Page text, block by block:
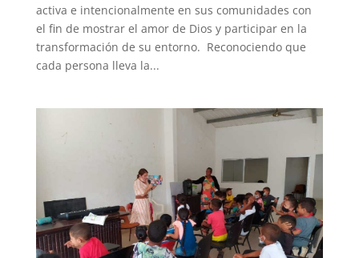
activa e intencionalmente en sus comunidades con
el fin de mostrar el amor de Dios y participar en la
transformación de su entorno. Reconociendo que
cada persona lleva la...